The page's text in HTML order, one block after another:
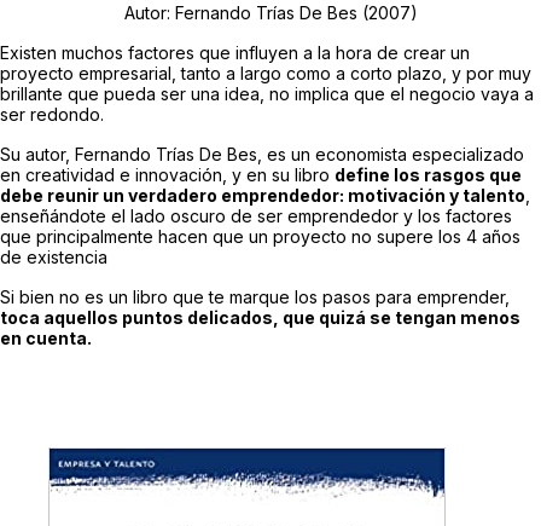
Autor: Fernando Trías De Bes (2007)
Existen muchos factores que influyen a la hora de crear un
proyecto empresarial, tanto a largo como a corto plazo, y por muy
brillante que pueda ser una idea, no implica que el negocio vaya a
ser redondo.
Su autor, Fernando Trías De Bes, es un economista especializado
en creatividad e innovación, y en su libro define los rasgos que
debe reunir un verdadero emprendedor: motivación y talento
enseñándote el lado oscuro de ser emprendedor y los factores
que principalmente hacen que un proyecto no supere los 4 años
de existencia
Si bien no es un libro que te marque los pasos para emprender,
toca aquellos puntos delicados, que quizá se tengan menos
en cuenta.